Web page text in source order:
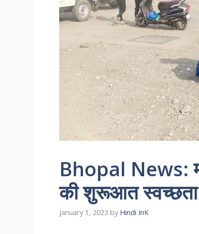
Bhopal News:
की शुरूआत स्वच्छता
January 1, 2023 by Hindi InK